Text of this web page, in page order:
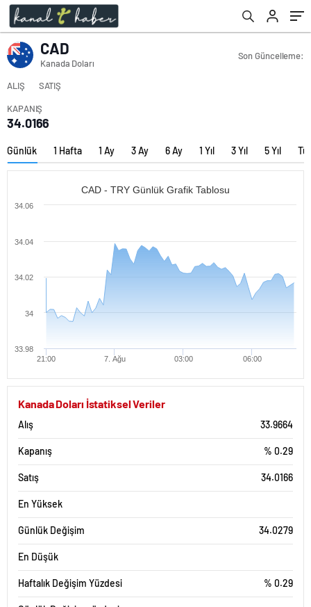
CAD
Kanada Doları
Son Güncelleme:
ALIŞ SATIŞ
KAPANIŞ
34.0166
Günlük 1 Hafta 1 Ay 3 Ay 6 Ay 1 Yıl 3 Yıl 5 Yıl
CAD - TRY Günlük Grafik Tablosu
21:00 7. Ağu 03:00 06:00
33.98
34
34.02
34.04
34.06
Kanada Doları İstatiksel Veriler
Alış 33.9664
Kapanış % 0.29
Satış 34.0166
En Yüksek
Günlük Değişim 34.0279
En Düşük
Haftalık Değişim Yüzdesi % 0.29